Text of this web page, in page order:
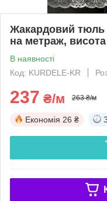
Жакардовий тюль
на метраж,
В наявності
Код: KURDELE-KR
237 ₴/м 263 ₴/м
Економія 26 ₴